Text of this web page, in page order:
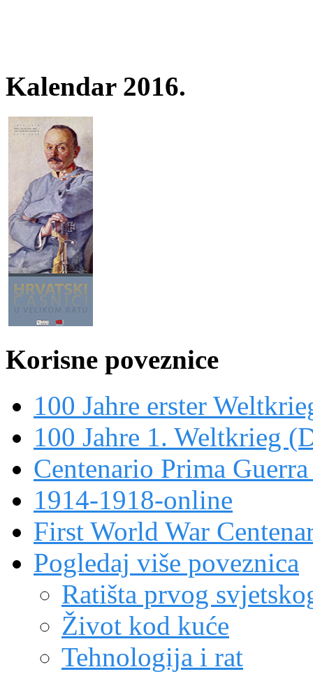
Kalendar 2016.
Korisne poveznice
100 Jahre erster
100 Jahre 1. Weltkrieg
Centenario Prima
1914-1918-online
First World War
Pogledaj više poveznica
Ratišta prvog
Život kod kuće
Tehnologija i rat